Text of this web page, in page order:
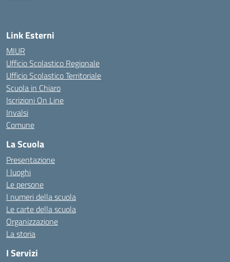
Link Esterni
MIUR
Ufficio Scolastico Regionale
Ufficio Scolastico Territoriale
Scuola in Chiaro
Iscrizioni On Line
Invalsi
Comune
La Scuola
Presentazione
I luoghi
Le persone
I numeri della scuola
Le carte della scuola
Organizzazione
La storia
I Servizi